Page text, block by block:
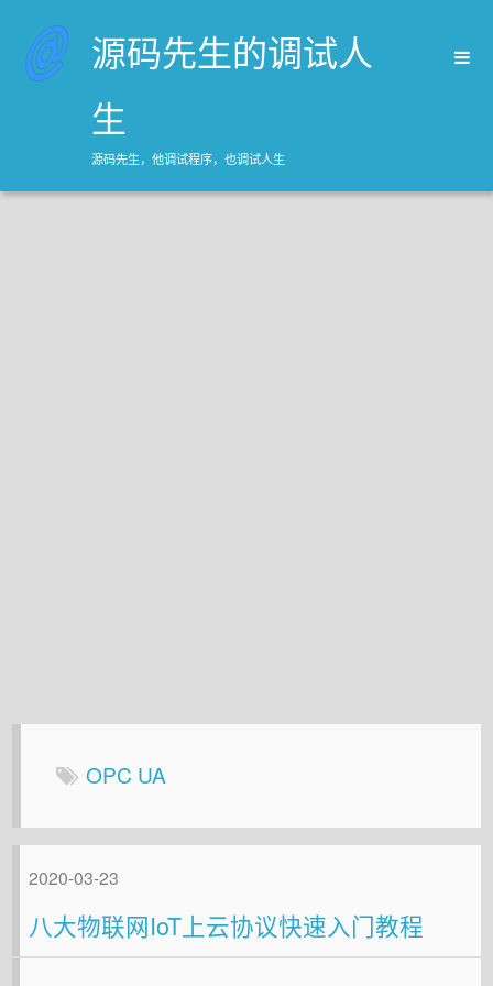
源码先生的调试人
生
源码先生，他调试程序，也调试人生
首页
OPC UA
2020-03-23
八大物联网IoT上云协议快速入门教程